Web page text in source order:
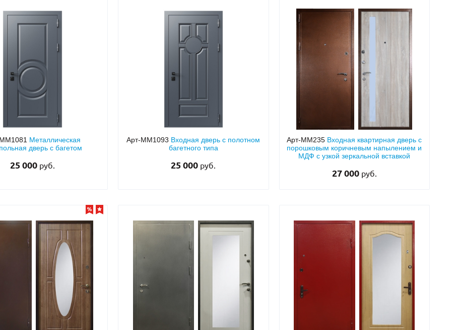
Металлическая
дверь с багетом
25 000 руб.
Арт-ММ1093 Входная дверь с полотном
багетного типа
25 000 руб.
Арт-ММ235 Входная квартирная дверь с
порошковым коричневым напылением и
МДФ с узкой зеркальной вставкой
27 000 руб.